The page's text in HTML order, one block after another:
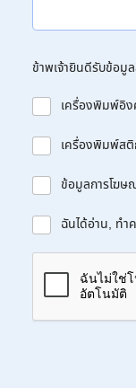
ข้าพเจ้ายินดีรับข้อมู
เครื่องพิมพ์อิ
เครื่องพิมพ์สติ
ข้อมูลการโฆษ
ฉันได้อ่าน, ทำ